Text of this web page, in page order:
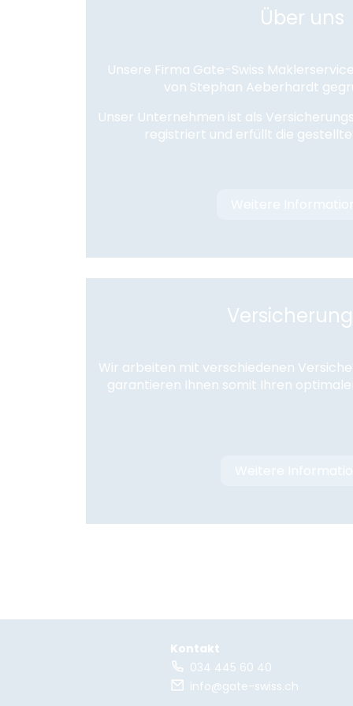
Über uns
Unsere Firma Gate-Swiss Maklerservice
von Stephan Aeberhardt
Unser Unternehmen ist als
registriert und erfüllt die
Wir arbeiten mit verschiedenen
garantieren Ihnen somit Ihren
Kontakt
034 445 60 40
info@gate-swiss.ch